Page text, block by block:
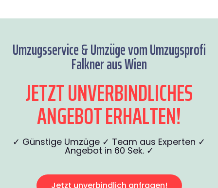
Umzugsservice & Umzüge vom Umzugsprofi
Falkner aus Wien
JETZT UNVERBINDLICHES
ANGEBOT ERHALTEN!
✓ Günstige Umzüge ✓ Team aus Experten ✓
Angebot in 60 Sek. ✓
Jetzt unverbindlich anfragen!